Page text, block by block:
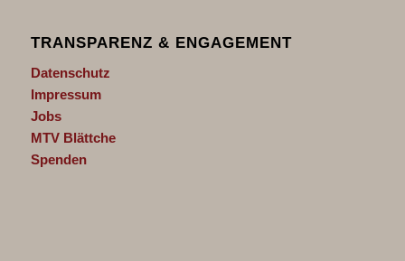
TRANSPARENZ & ENGAGEMENT
Datenschutz
Impressum
Jobs
MTV Blättche
Spenden